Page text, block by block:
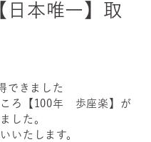
本唯一】取
できました
ころ【100年 歩座楽】が
した。
いたします。